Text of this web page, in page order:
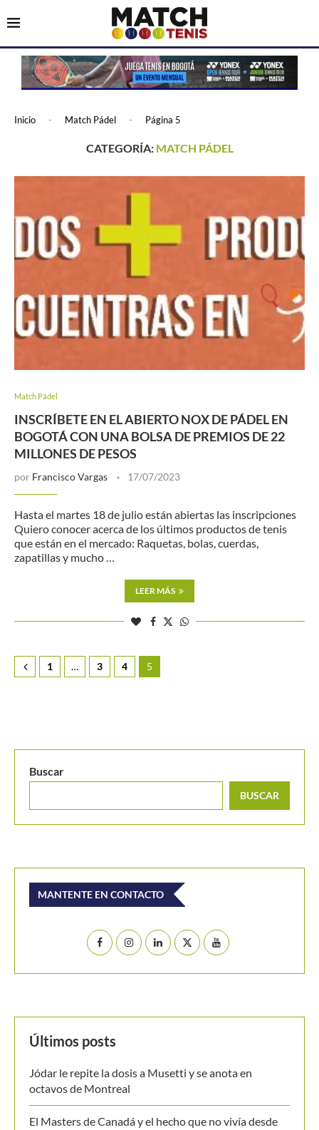
Inicio - Match Pádel - Página 5
CATEGORÍA: MATCH PÁDEL
Match Pádel
INSCRÍBETE EN EL ABIERTO NOX DE PÁDEL EN
BOGOTÁ CON UNA BOLSA DE PREMIOS DE 22
MILLONES DE PESOS
por Francisco Vargas 17/07/2023
Hasta el martes 18 de julio están abiertas las inscripciones
Quiero conocer acerca de los últimos productos de tenis
que están en el mercado: Raquetas, bolas, cuerdas,
zapatillas y mucho …
LEER MÁS
1 … 3 4 5
Buscar
BUSCAR
MANTENTE EN CONTACTO
Últimos posts
Jódar le repite la dosis a Musetti y se anota en
octavos de Montreal
El Masters de Canadá y el hecho que no vivía desde